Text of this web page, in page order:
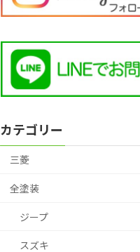
カテゴリー
三菱
全塗装
ジープ
スズキ